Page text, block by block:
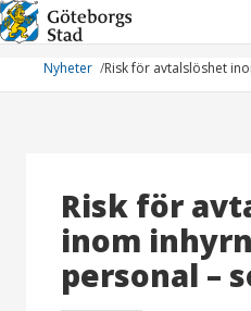
Hoppa
till
innehållNyheter Risk för avtalslöshet
Risk för
inom
personal –